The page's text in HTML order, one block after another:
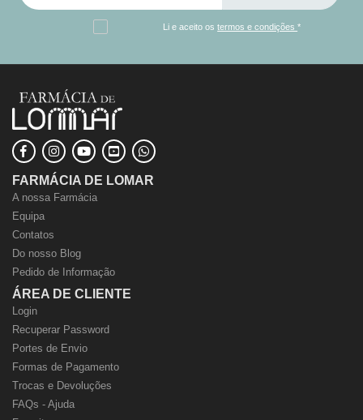
Li e aceito ostermos e condições*
FARMÁCIA DE LOMAR
A nossa Farmácia
Equipa
Contatos
Do nosso Blog
Pedido de Informação
ÁREA DE CLIENTE
Login
Recuperar Password
Portes de Envio
Formas de Pagamento
Trocas e Devoluções
FAQs - Ajuda